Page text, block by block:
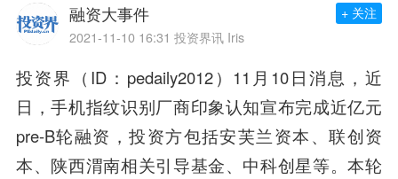
融资大事件
2021-11-10 16:31 投资界讯 Iris
+ 关注
投资界（ID：pedaily2012）11月10日消息，近
日，手机指纹识别厂商印象认知宣布完成近亿元
pre-B轮融资，投资方包括安芙兰资本、联创资
本、陕西渭南相关引导基金、中科创星等。本轮